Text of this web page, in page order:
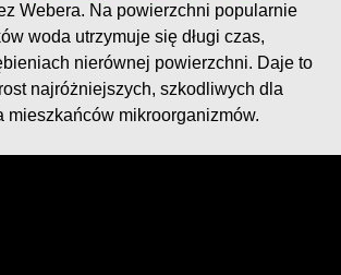
Webera. Na powierzchni popularnie
woda utrzymuje się długi czas,
nierównej powierzchni. Daje to
najróżniejszych, szkodliwych dla
mieszkańców mikroorganizmów.